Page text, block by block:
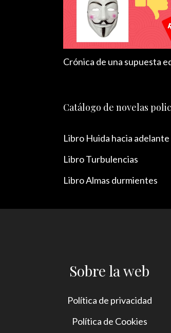
Crónica de una supuesta
Catálogo de novelas
Libro Huida hacia adelante
Libro Turbulencias
Libro Almas durmientes
Sobre la web
Política de privacidad
Política de Cookies